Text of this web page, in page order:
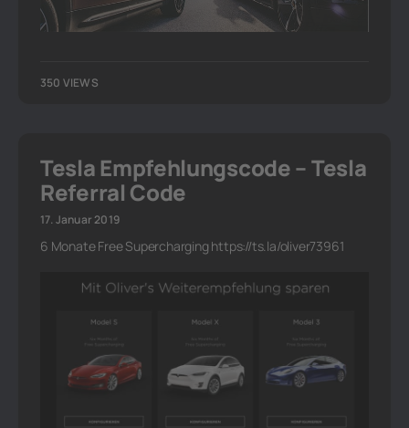
350 VIEWS
Tesla Empfehlungscode – Tesla
Referral Code
17. Januar 2019
6 Monate Free Supercharging https://ts.la/oliver73961